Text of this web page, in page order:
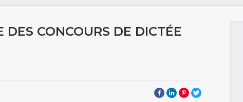
DES CONCOURS DE DICTÉE